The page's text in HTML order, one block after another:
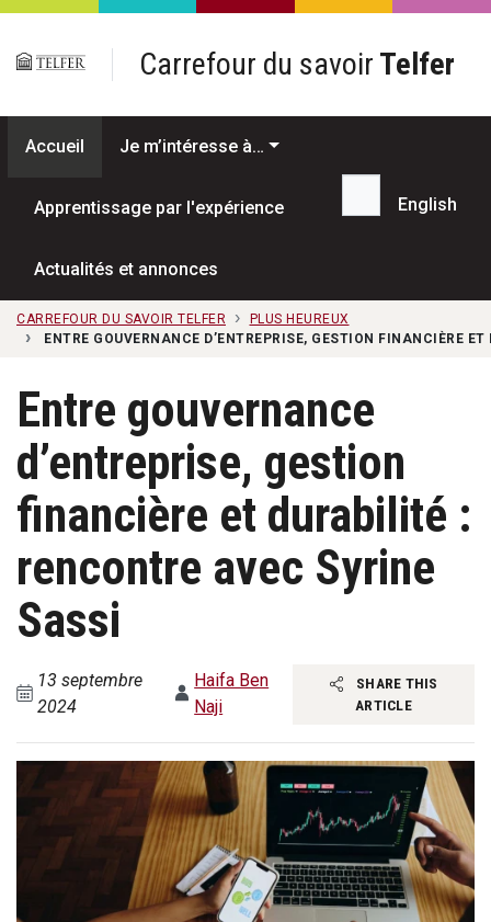
Passer au contenu principal
Carrefour du savoir Telfer
Accueil Je m’intéresse à…
Apprentissage par l'expérience
Actualités et annonces
Recherche...
English
CARREFOUR DU SAVOIR TELFER
PLUS HEUREUX
ENTRE GOUVERNANCE D’ENTREPRISE, GESTION FINANCIÈRE
Entre gouvernance
d’entreprise, gestion
financière et durabilité :
rencontre avec Syrine
Sassi
13 septembre
2024
Haifa Ben
Naji
SHARE THIS
ARTICLE